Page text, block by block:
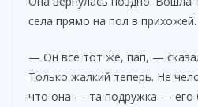
села прямо на пол в прихожей.
— Он всё тот же, пап, —
Только жалкий теперь. Не
что она — та подружка — его